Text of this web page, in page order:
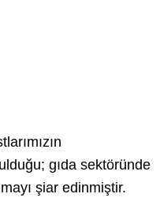
gıda sektöründe
şiar edinmiştir.